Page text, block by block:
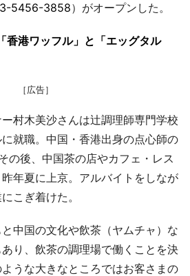
5456-3858）がオープンした。
香港ワッフル」と「エッグタル
［広告］
村木美沙さんは辻調理師専門学校
就職。中国・香港出身の点心師の
の後、中国茶の店やカフェ・レス
年夏に上京。アルバイトをしなが
こぎ着けた。
中国の文化や飲茶（ヤムチャ）な
り、飲茶の調理場で働くことを決
うな大きなところではお客さまの